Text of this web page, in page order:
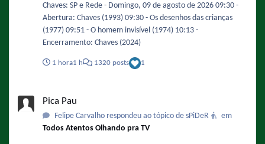
Chaves: SP e Rede - Domingo, 09 de agosto de 2026 09:30 -
Abertura: Chaves (1993) 09:30 - Os desenhos das crianças
(1977) 09:51 - O homem invisível (1974) 10:13 -
Encerramento: Chaves (2024)
1 hora1 h 1320 posts 1
Pica Pau
Felipe Carvalho respondeu ao tópico de sPiDeR
em
Todos Atentos Olhando pra TV